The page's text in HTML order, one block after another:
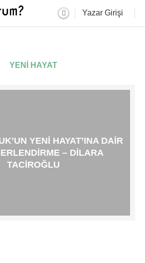
Yazar Girişi
YENI HAYAT
YENI HAYAT’INA DAIR
– DILARA
TACIROĞLU